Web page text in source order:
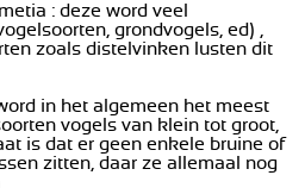
: deze word veel
grondvogels, ed) ,
zoals distelvinken lusten dit
in het algemeen het meest
vogels van klein tot groot,
is dat er geen enkele bruine of
zitten, daar ze allemaal nog